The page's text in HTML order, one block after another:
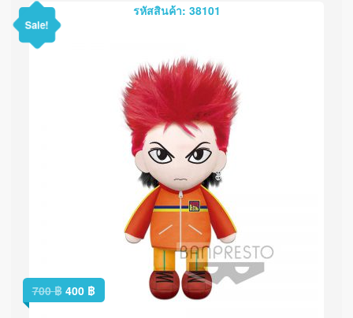
รหัสสินค้า: 38101
Sale!
700฿ 400 ฿